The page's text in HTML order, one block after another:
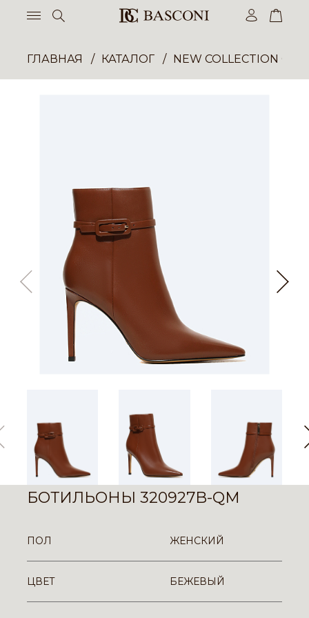
ГЛАВНАЯ КАТАЛОГ NEW COLLECTION
БОТИЛЬОНЫ 320927B-QM
ПОЛ ЖЕНСКИЙ
ЦВЕТ БЕЖЕВЫЙ